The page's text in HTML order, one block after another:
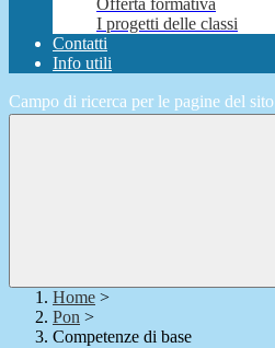
Offerta formativa
I progetti delle classi
Contatti
Info utili
Campo di ricerca per le pagine del sito
Home >
Pon >
Competenze di base